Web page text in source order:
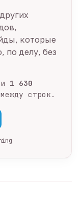
которые
по делу, без
1 630
строк.